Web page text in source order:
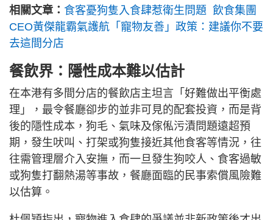
相關文章： 食客憂狗隻入食肆惹衛生問題 飲食集團
CEO黃傑龍霸氣護航「寵物友善」政策：建議你不要
去這間分店
餐飲界：隱性成本難以估計
在本港有多間分店的餐飲店主坦言「好難做出平衡處
理」，最令餐廳卻步的並非可見的配套投資，而是背
後的隱性成本，狗毛、氣味及傢俬污漬問題遠超預
期，發生吠叫、打架或狗隻接近其他食客等情況，往
往需管理層介入安撫，而一旦發生狗咬人、食客過敏
或狗隻打翻熱湯等事故，餐廳面臨的民事索償風險難
以估算。